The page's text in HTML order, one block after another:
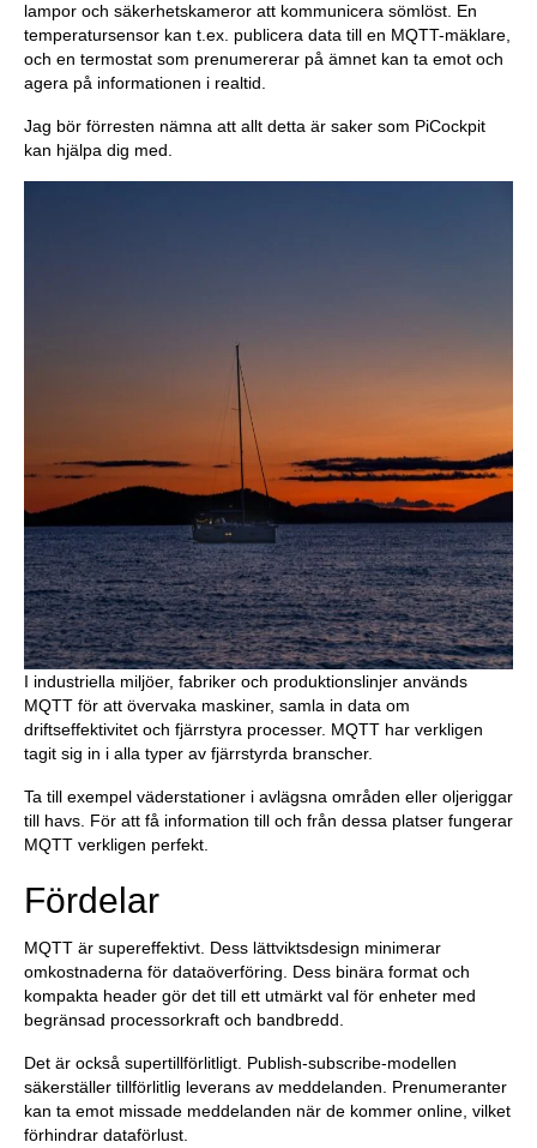
lampor och säkerhetskameror att kommunicera sömlöst. En
temperatursensor kan t.ex. publicera data till en MQTT-mäklare,
och en termostat som prenumererar på ämnet kan ta emot och
agera på informationen i realtid.
Jag bör förresten nämna att allt detta är saker som PiCockpit
kan hjälpa dig med.
I industriella miljöer, fabriker och produktionslinjer används
MQTT för att övervaka maskiner, samla in data om
driftseffektivitet och fjärrstyra processer. MQTT har verkligen
tagit sig in i alla typer av fjärrstyrda branscher.
Ta till exempel väderstationer i avlägsna områden eller oljeriggar
till havs. För att få information till och från dessa platser fungerar
MQTT verkligen perfekt.
Fördelar
MQTT är supereffektivt. Dess lättviktsdesign minimerar
omkostnaderna för dataöverföring. Dess binära format och
kompakta header gör det till ett utmärkt val för enheter med
begränsad processorkraft och bandbredd.
Det är också supertillförlitligt. Publish-subscribe-modellen
säkerställer tillförlitlig leverans av meddelanden. Prenumeranter
kan ta emot missade meddelanden när de kommer online, vilket
förhindrar dataförlust.